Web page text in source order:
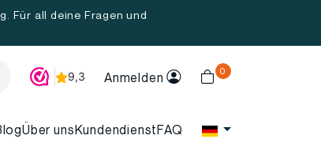
Für all deine Fragen und
Anmelden 0
Über unsKundendienstFAQ